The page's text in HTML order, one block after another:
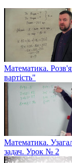
Математика.
вартість"
Математика.
задач. Урок № 2